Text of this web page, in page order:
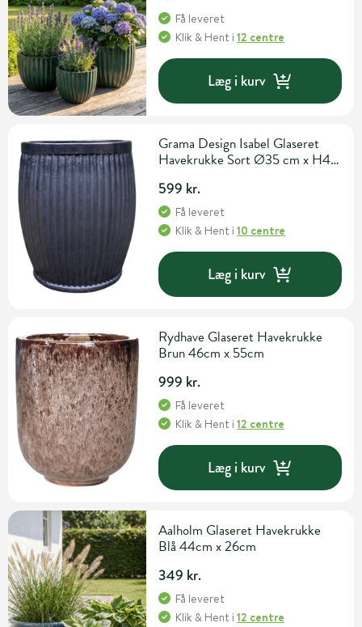
Få leveret
Klik & Hent i12 centre
Læg i kurv
Grama Design Isabel Glaseret
Havekrukke Sort Ø35 cm x H40
599 kr.
Få leveret
Klik & Hent i10 centre
Læg i kurv
Rydhave Glaseret Havekrukke
Brun 46cm x 55cm
999 kr.
Få leveret
Klik & Hent i12 centre
Læg i kurv
Aalholm Glaseret Havekrukke
Blå 44cm x 26cm
349 kr.
Få leveret
Klik & Hent i12 centre